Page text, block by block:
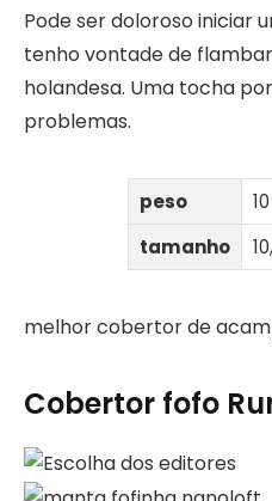
Pode ser doloroso iniciar
tenho vontade de
holandesa. Uma tocha
problemas.
peso
tamanho
melhor cobertor de
Cobertor fofo